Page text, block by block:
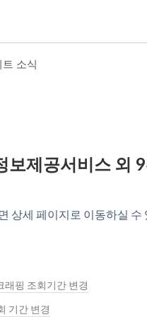
소식
보제공서비스 외
상세 페이지로 이동하실 수
래핑 조회기간 변경
기간 변경